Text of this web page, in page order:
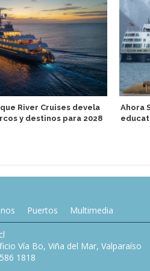
River Cruises devela
y destinos para 2028
Ahora
Puertos Multimedia
Vía Bo, Viña del Mar, Valparaíso
1818